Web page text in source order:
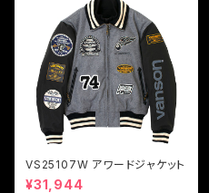
VS25107W アワードジャケット
¥31,944